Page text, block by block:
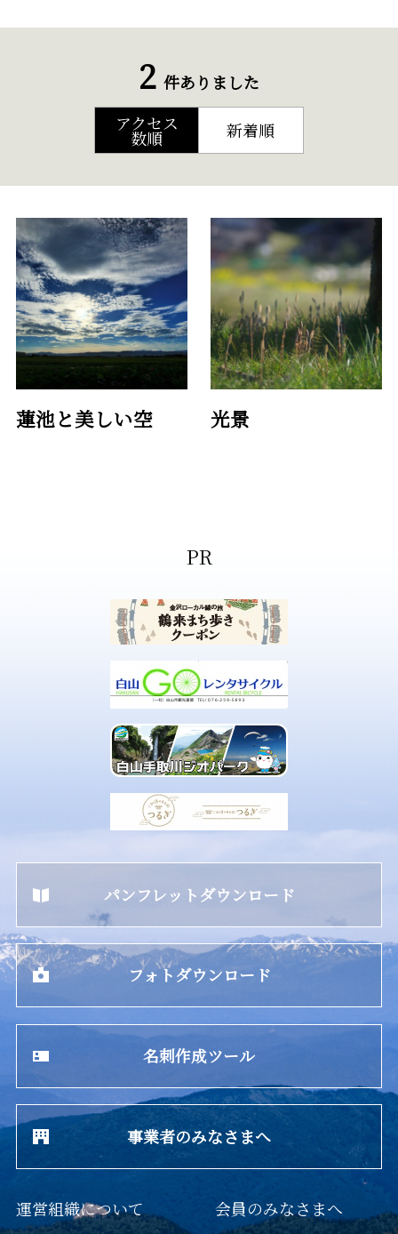
2 件ありました
アクセス
数順 新着順
蓮池と美しい空 光景
パンフレットダウンロード
フォトダウンロード
名刺作成ツール
事業者のみなさまへ
運営組織について 会員のみなさまへ